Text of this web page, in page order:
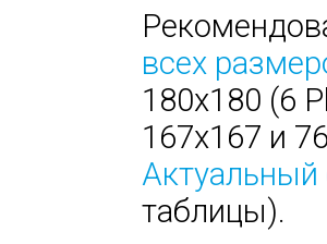
всех
180х180 (6
167х167 и
таблицы).